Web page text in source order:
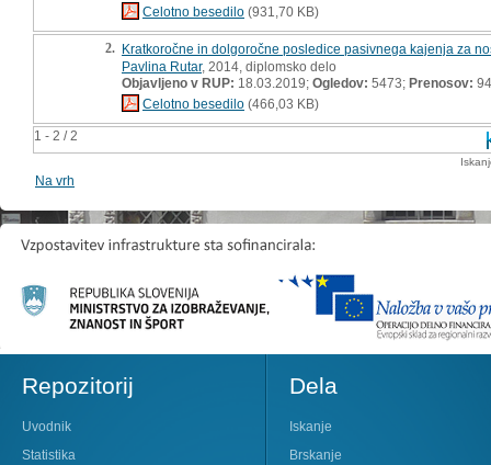
1 - 2 / 2
Celotno besedilo (931,70 KB)
2. Kratkoročne in dolgoročne posledice pasivnega kajenja za
Pavlina Rutar, 2014, diplomsko delo
Objavljeno v RUP: 18.03.2019; Ogledov: 5473; Prenosov: 94
Celotno besedilo (466,03 KB)
Na vrh
Repozitorij
Uvodnik
Statistika
Dela
Iskanje
Brskanje